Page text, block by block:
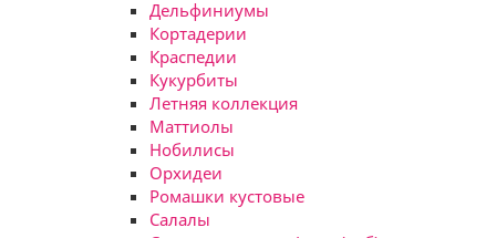
Дельфиниумы
Кортадерии
Краспедии
Кукурбиты
Летняя коллекция
Маттиолы
Нобилисы
Орхидеи
Ромашки кустовые
Салалы